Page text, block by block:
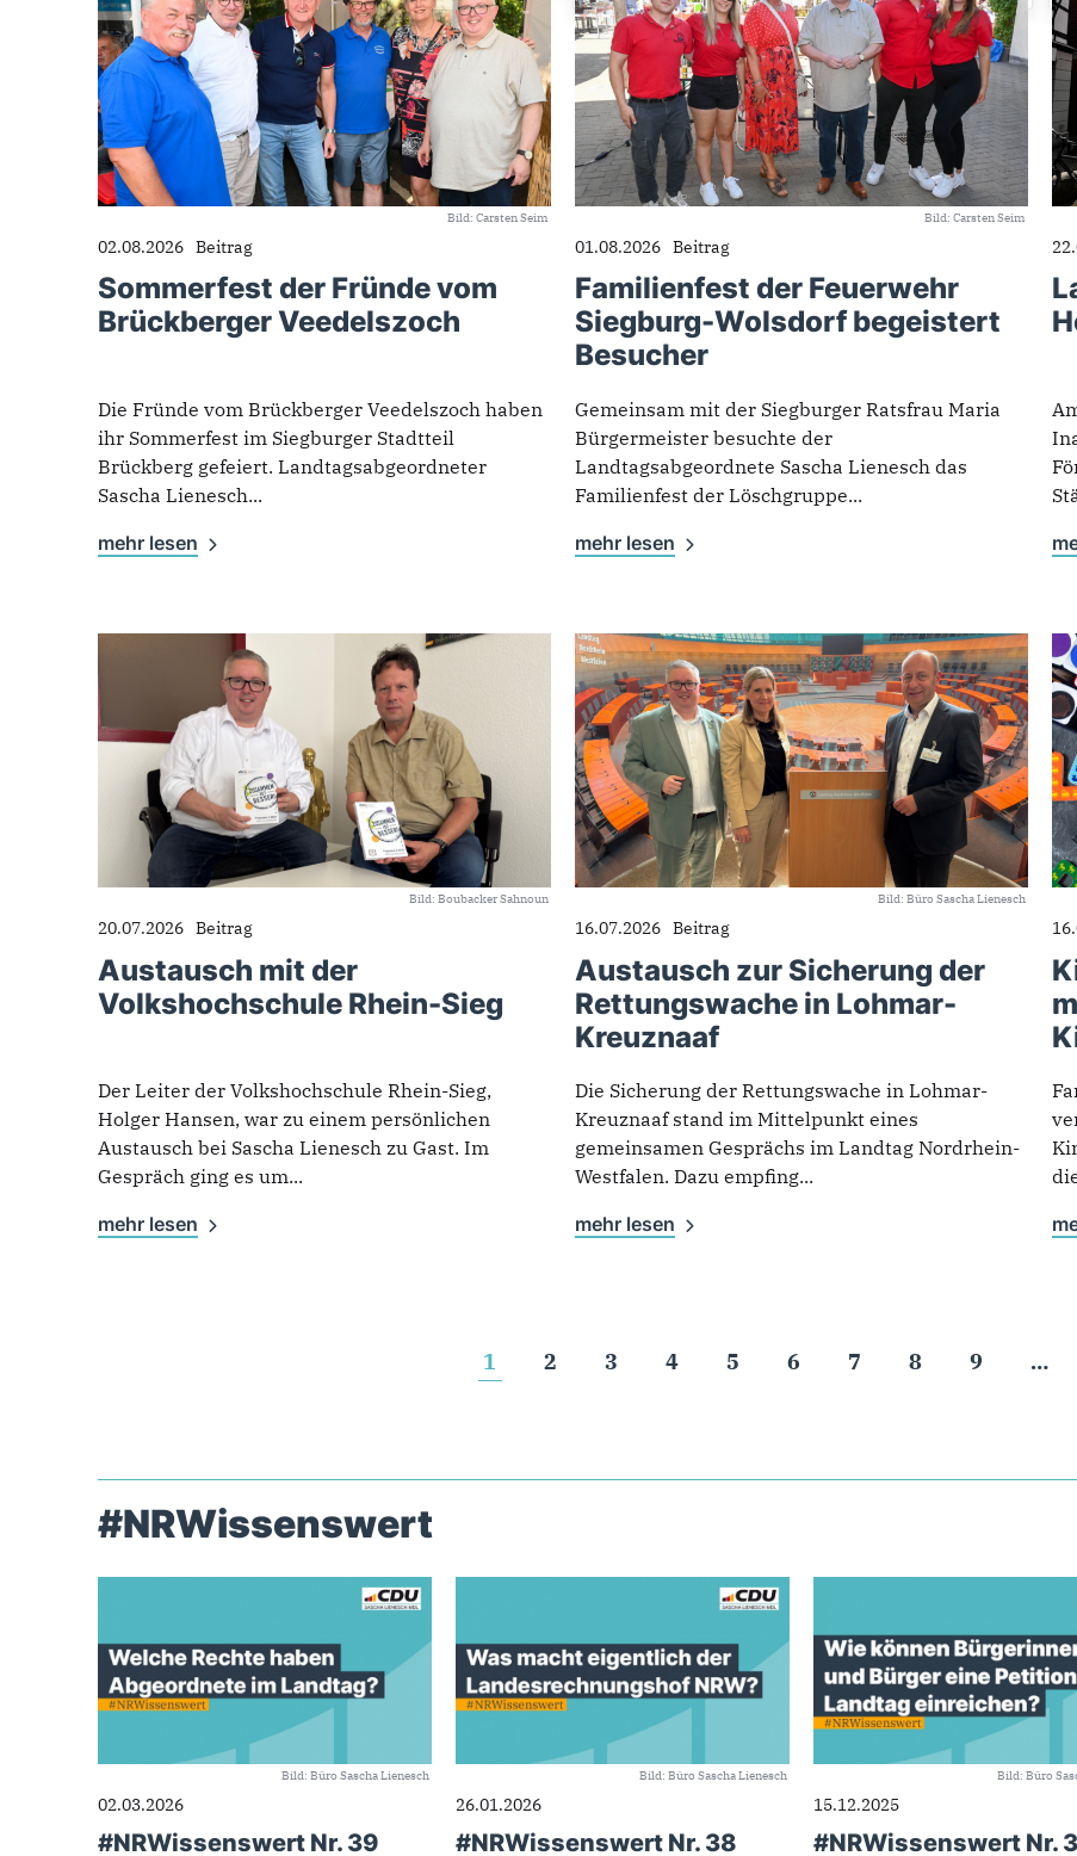
Bild: Carsten Seim
02.08.2026 Beitrag
Sommerfest der Fründe vom
Brückberger Veedelszoch
Die Fründe vom Brückberger Veedelszoch haben
ihr Sommerfest im Siegburger Stadtteil
Brückberg gefeiert. Landtagsabgeordneter
Sascha Lienesch...
mehr lesen
Bild: Carsten Seim
01.08.2026 Beitrag
Familienfest der Feuerwehr
Siegburg-Wolsdorf begeistert
Besucher
Gemeinsam mit der Siegburger Ratsfrau Maria
Bürgermeister besuchte der
Landtagsabgeordnete Sascha Lienesch das
Familienfest der Löschgruppe...
mehr lesen
Bild: Boubacker Sahnoun
20.07.2026 Beitrag
Austausch mit der
Volkshochschule Rhein-Sieg
Der Leiter der Volkshochschule Rhein-Sieg,
Holger Hansen, war zu einem persönlichen
Austausch bei Sascha Lienesch zu Gast. Im
Gespräch ging es um...
mehr lesen
Bild: Büro Sascha Lienesch
16.07.2026 Beitrag
Austausch zur Sicherung der
Rettungswache in Lohmar-
Kreuznaaf
Die Sicherung der Rettungswache in Lohmar-
Kreuznaaf stand im Mittelpunkt eines
gemeinsamen Gesprächs im Landtag Nordrhein-
Westfalen. Dazu empfing...
mehr lesen
1 2 3 4 5 6 7 8 9 …
#NRWissenswert
Bild: Büro Sascha Lienesch
02.03.2026
#NRWissenswert Nr. 39
Bild: Büro Sascha Lienesch
26.01.2026
#NRWissenswert Nr. 38
Bild: Büro
15.12.2025
#NRWissenswert Nr.